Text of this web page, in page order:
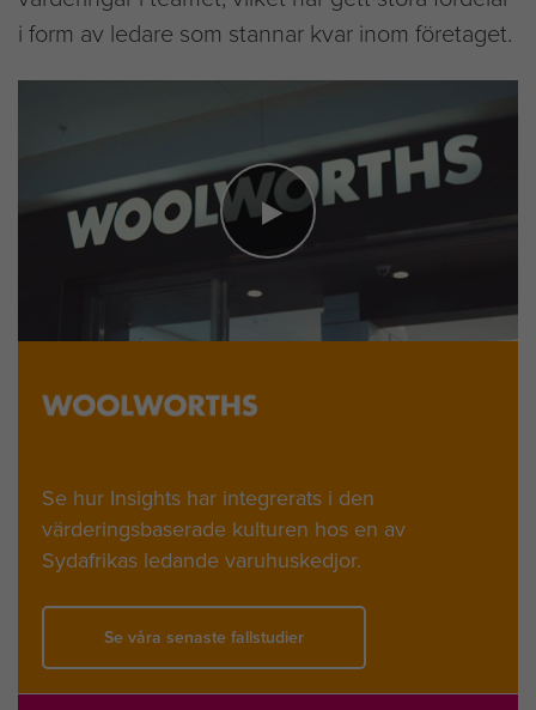
i form av ledare som stannar kvar inom företaget.
Se hur Insights har integrerats i den
värderingsbaserade kulturen hos en av
Sydafrikas ledande varuhuskedjor.
Se våra senaste fallstudier